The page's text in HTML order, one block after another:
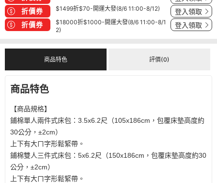
折價券 $1499折$70-開運大發(8/6 11:00-8/12) 登入領取
折價券
$18000折$1000-開運大發(8/6 11:00-8/1
2)
登入領取
商品特色 評價(0)
商品特色
【商品規格】
鋪棉單人兩件式床包：3.5x6.2尺（105x186cm，包覆床墊高度約
30公分，±2cm）
上下有大ㄇ字形鬆緊帶。
鋪棉雙人三件式床包：5x6.2尺（150x186cm，包覆床墊高度約30
公分，±2cm）
上下有大ㄇ字形鬆緊帶。